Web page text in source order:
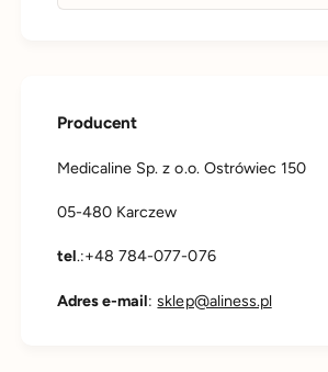
Producent
Medicaline Sp. z o.o. Ostrówiec 150
05-480 Karczew
tel.:+48 784-077-076
Adres e-mail:sklep@aliness.pl